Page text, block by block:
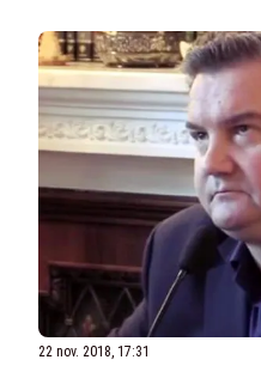
22 nov. 2018, 17:31